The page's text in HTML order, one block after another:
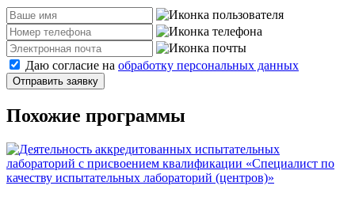
Даю согласие на обработку персональных данных
Отправить заявку
Похожие программы